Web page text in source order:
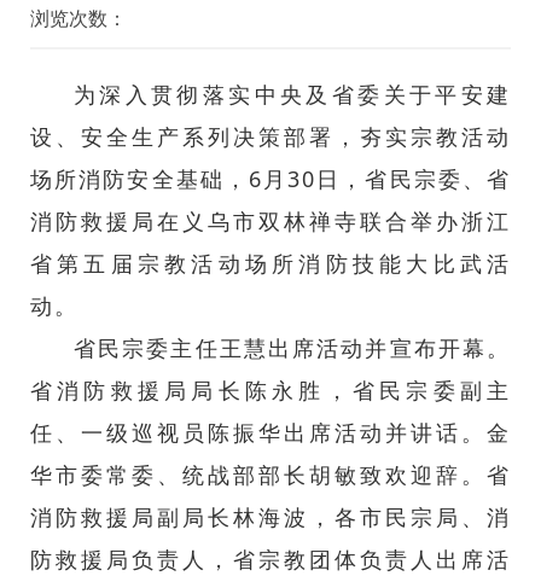
浏览次数：
为深入贯彻落实中央及省委关于平安建
设、安全生产系列决策部署，夯实宗教活动
场所消防安全基础，6月30日，省民宗委、省
消防救援局在义乌市双林禅寺联合举办浙江
省第五届宗教活动场所消防技能大比武活
动。
省民宗委主任王慧出席活动并宣布开幕。
省消防救援局局长陈永胜，省民宗委副主
任、一级巡视员陈振华出席活动并讲话。金
华市委常委、统战部部长胡敏致欢迎辞。省
消防救援局副局长林海波，各市民宗局、消
防救援局负责人，省宗教团体负责人出席活